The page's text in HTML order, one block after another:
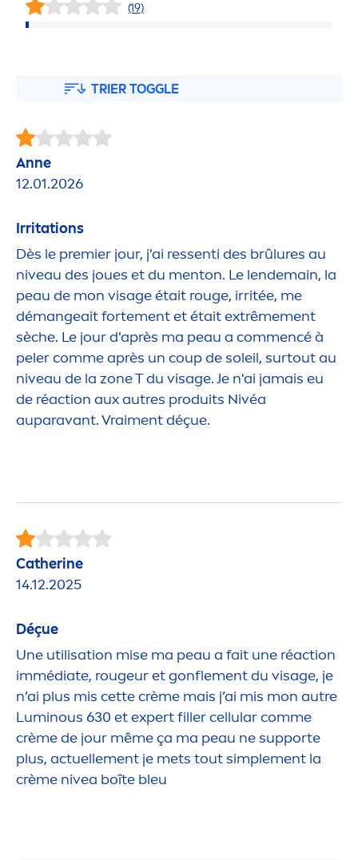
(19)
TRIER TOGGLE
Anne
12.01.2026
Irritations
Dès le premier jour, j'ai ressenti des brûlures au
niveau des joues et du menton. Le lendemain, la
peau de mon visage était rouge, irritée, me
démangeait fortement et était extrêmement
sèche. Le jour d'après ma peau a commencé à
peler comme après un coup de soleil, surtout au
niveau de la zone T du visage. Je n'ai jamais eu
de réaction aux autres produits Nivéa
auparavant. Vraiment déçue.
Catherine
14.12.2025
Déçue
Une utilisation mise ma peau a fait une réaction
immédiate, rougeur et gonflement du visage, je
n’ai plus mis cette crème mais j’ai mis mon autre
Luminous 630 et expertfillercellularcomme
crème de jour même ça ma peau ne supporte
plus, actuellement je mets tout simplement la
crème nivea boîte bleu